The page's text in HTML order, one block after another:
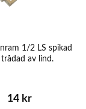
1/2 LS spikad
av lind.
14 kr